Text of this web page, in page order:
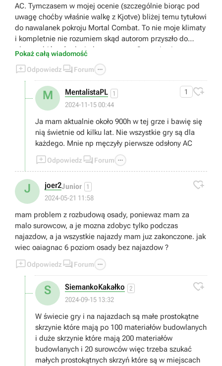
AC. Tymczasem w mojej ocenie (szczególnie biorąc pod
uwagę choćby właśnie walkę z Kjotve) bliżej temu tytułowi
do nawalanek pokroju Mortal Combat. To nie moje klimaty
i kompletnie nie rozumiem skąd autorom przyszło do
głowy robić coś tak niedorzecznego. Gra staje się przez to
(przynajmniej dla mnie) kompletnie niegrywalna i
zwyczajnie... nudna. Bo jak się domyślam rozwój postaci
uzależniony jest od tej konkretnej walki. Bez przejścia tego
bossa można zapomnieć o dalszej progresji. Czyli... Moja
przygoda z tym tytułem tutaj się kończy. Dziękuję.
Wysiadam.
Pokaż całą wiadomość
Odpowiedz  Forum 
M MentalistaPL 1
2024-11-15 00:44
1 
Ja mam aktualnie około 900h w tej grze i bawię się
nią świetnie od kilku lat. Nie wszystkie gry są dla
każdego. Mnie np męczyły pierwsze odsłony AC
Odpowiedz  Forum 
J joer2Junior 1
2024-05-21 11:58

mam problem z rozbudową osady, poniewaz mam za
malo surowcow, a je mozna zdobyc tylko podczas
najazdow, a ja wszystkie najazdy mam juz zakonczone. jak
wiec oaiagnac 6 poziom osady bez najazdow ?
Odpowiedz  Forum 
S SiemankoKakałko 2
2024-09-15 13:32

W świecie gry i na najazdach są małe prostokątne
skrzynie które mają po 100 materiałów budowlanych
i duże skrzynie które mają 200 materiałów
budowlanych i 20 surowców więc trzeba szukać
małych prostokątnych skrzyń które są w miejscach